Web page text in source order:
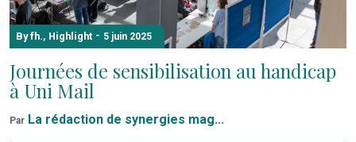
By fh., Highlight - 5 juin 2025
Journées de sensibilisation au handicap
à Uni Mail
Par La rédaction de synergies mag...